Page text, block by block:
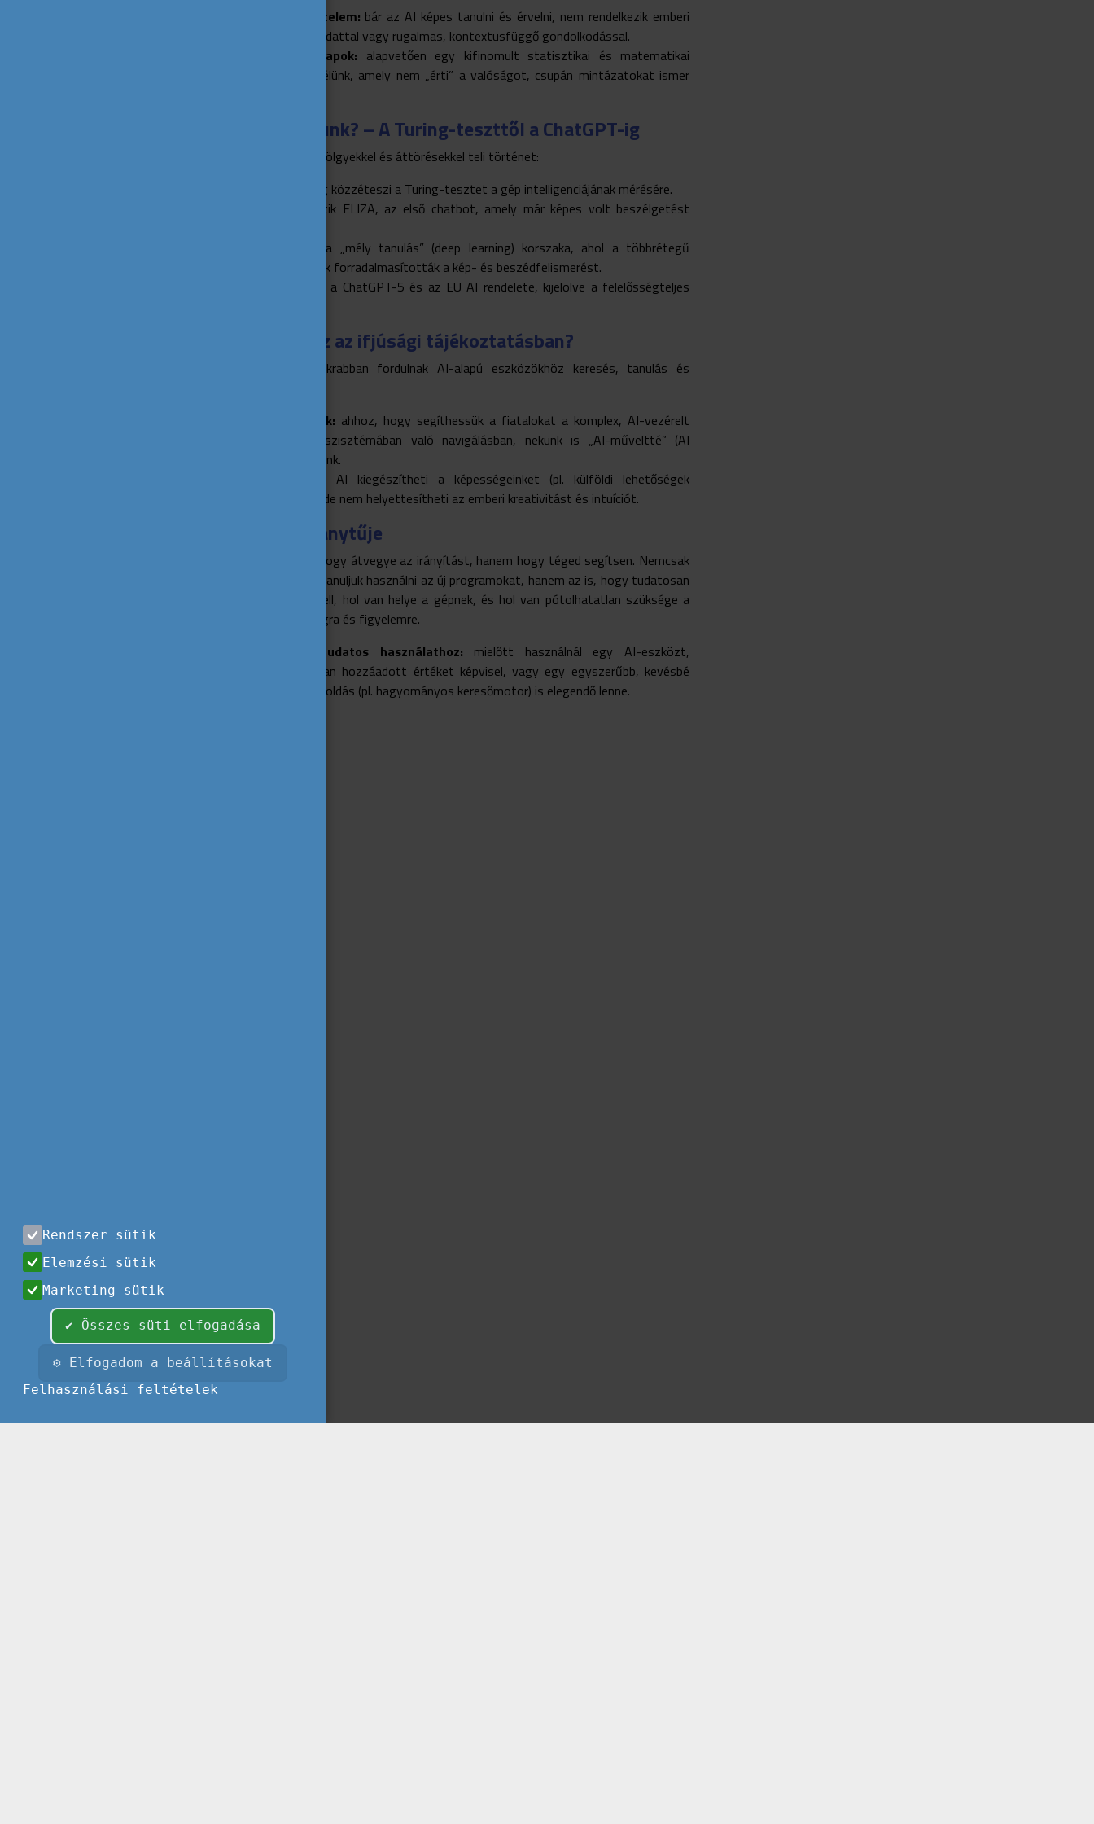
Nem emberi értelem: bár az AI képes tanulni és érvelni, nem rendelkezik emberi
értelemmel, öntudattal vagy rugalmas, kontextusfüggő gondolkodással.
Matematikai alapok: alapvetően egy kifinomult statisztikai és matematikai
rendszerről beszélünk, amely nem „érti” a valóságot, csupán mintázatokat ismer
Honnan indultunk? – A Turing-teszttől a ChatGPT-ig
Az AI fejlődése hullámvölgyekkel és áttörésekkel teli történet:
Alan Turing közzéteszi a Turing-tesztet a gép intelligenciájának mérésére.
megszületik ELIZA, az első chatbot, amely már képes volt beszélgetést
a „mély tanulás” (deep learning) korszaka, ahol a többrétegű
neurális hálózatok forradalmasították a kép- és beszédfelismerést.
megjelenik a ChatGPT-5 és az EU AI rendelete, kijelölve a felelősségteljes
Miért fontos ez az ifjúsági tájékoztatásban?
A fiatalok egyre gyakrabban fordulnak AI-alapú eszközökhöz keresés, tanulás és
Szakembereknek: ahhoz, hogy segíthessük a fiatalokat a komplex, AI-vezérelt
információs ökoszisztémában való navigálásban, nekünk is „AI-műveltté” (AI
literate) kell válnunk.
az AI kiegészítheti a képességeinket (pl. külföldi lehetőségek
feltérképezése), de nem helyettesítheti az emberi kreativitást és intuíciót.
Az Eurodesk iránytűje
Az AI nem azért van, hogy átvegye az irányítást, hanem hogy téged segítsen. Nemcsak
az a célunk, hogy megtanuljuk használni az új programokat, hanem az is, hogy tudatosan
tegyük ezt. Látnunk kell, hol van helye a gépnek, és hol van pótolhatatlan szüksége a
világnak az emberi hangra és figyelemre.
Tipp a (környezet)tudatos használathoz: mielőtt használnál egy AI-eszközt,
mérlegeld, hogy valóban hozzáadott értéket képvisel, vagy egy egyszerűbb, kevésbé
erőforrás-igényes megoldás (pl. hagyományos keresőmotor) is elegendő lenne.
Rendszer sütik
Elemzési sütik
Marketing sütik
✔ Összes süti elfogadása
⚙ Elfogadom a beállításokat
Felhasználási feltételek